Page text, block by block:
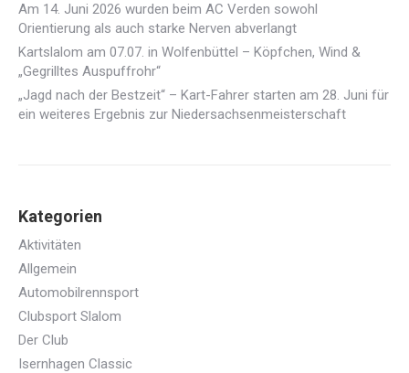
Am 14. Juni 2026 wurden beim AC Verden sowohl
Orientierung als auch starke Nerven abverlangt
Kartslalom am 07.07. in Wolfenbüttel – Köpfchen, Wind &
„Gegrilltes Auspuffrohr“
„Jagd nach der Bestzeit“ – Kart-Fahrer starten am 28. Juni für
ein weiteres Ergebnis zur Niedersachsenmeisterschaft
Kategorien
Aktivitäten
Allgemein
Automobilrennsport
Clubsport Slalom
Der Club
Isernhagen Classic